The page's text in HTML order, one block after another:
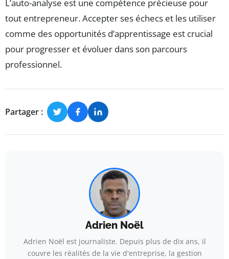
L’auto-analyse est une compétence précieuse pour
tout entrepreneur. Accepter ses échecs et les utiliser
comme des opportunités d’apprentissage est crucial
pour progresser et évoluer dans son parcours
professionnel.
Partager :
Adrien Noël
Adrien Noël est journaliste. Depuis plus de dix ans, il
couvre les réalités de la vie d'entreprise, la gestion